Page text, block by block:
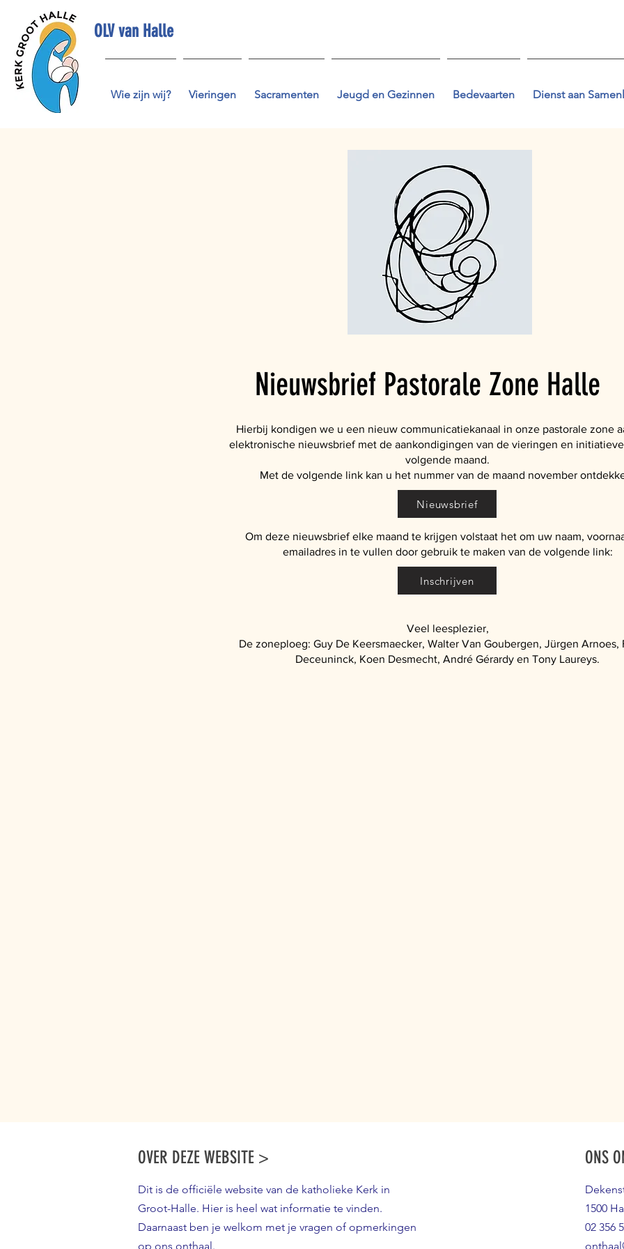
OLV van Halle
Wie zijn wij? Vieringen Sacramenten Jeugd en Gezinnen Bedevaarten Dienst aan
Nieuwsbrief Pastorale Zone Halle
Hierbij kondigen we u een nieuw communicatiekanaal in onze pastorale zone
elektronische nieuwsbrief met de aankondigingen van de vieringen en
volgende maand.
Met de volgende link kan u het nummer van de maand november
Om deze nieuwsbrief elke maand te krijgen volstaat het om uw naam,
emailadres in te vullen door gebruik te maken van de volgende link:
Veel leesplezier,
De zoneploeg: Guy De Keersmaecker, Walter Van Goubergen, Jürgen Arnoes,
Deceuninck, Koen Desmecht, André Gérardy en Tony Laureys.
Inschrijven
Nieuwsbrief
OVER DEZE WEBSITE >
Dit is de officiële website van de katholieke Kerk in
Groot-Halle. Hier is heel wat informatie te vinden.
Daarnaast ben je welkom met je vragen of opmerkingen
op ons onthaal.
ONS
1500
02 356